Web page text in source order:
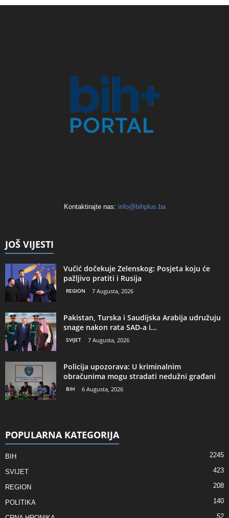
Kontaktirajte nas: info@bihplus.ba
JOŠ VIJESTI
Vučić dočekuje Zelenskog: Posjeta koju će
pažljivo pratiti i Rusija
REGION 7 Augusta, 2026
Pakistan, Turska i Saudijska Arabija udružuju
snage nakon rata SAD-a i...
SVIJET 7 Augusta, 2026
Policija upozorava: U kriminalnim
obračunima mogu stradati nedužni građani
BIH 6 Augusta, 2026
POPULARNA KATEGORIJA
BIH 2245
SVIJET 423
REGION 208
POLITIKA 140
52